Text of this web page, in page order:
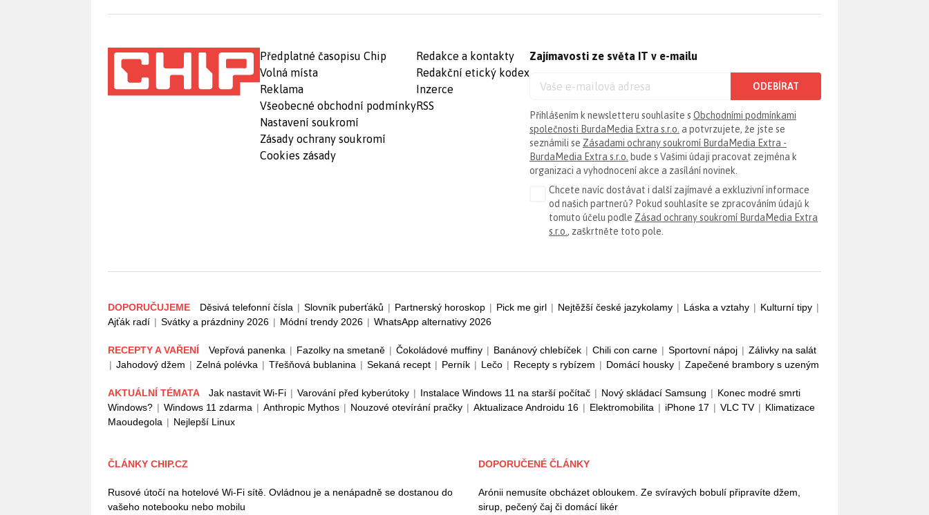
Předplatné časopisu Chip
Volná místa
Reklama
Všeobecné obchodní podmínky
Nastavení soukromí
Zásady ochrany soukromí
Cookies zásady
Redakce a kontakty
Redakční etický kodex
Inzerce
RSS
Zajímavosti ze světa IT v e-mailu
ODEBÍRAT
Přihlášením k newsletteru souhlasíte s Obchodními podmínkami
společnosti BurdaMedia Extra s.r.o. a potvrzujete, že jste se
seznámili se Zásadami ochrany soukromí BurdaMedia Extra -
BurdaMedia Extra s.r.o. bude s Vašimi údaji pracovat zejména k
organizaci a vyhodnocení akce a zasílání novinek.
Chcete navíc dostávat i další zajímavé a exkluzivní informace
od našich partnerů? Pokud souhlasíte se zpracováním údajů k
tomuto účelu podle Zásad ochrany soukromí BurdaMedia Extra
s.r.o. , zaškrtněte toto pole.
DOPORUČUJEME Děsivá telefonní čísla | Slovník puberťáků | Partnerský horoskop | Pick me girl | Nejtěžší české jazykolamy | Láska a vztahy | Kulturní tipy |
Ajťák radí | Svátky a prázdniny 2026 | Módní trendy 2026 | WhatsApp alternativy 2026
RECEPTY A VAŘENÍ Vepřová panenka | Fazolky na smetaně | Čokoládové muffiny | Banánový chlebíček | Chili con carne | Sportovní nápoj | Zálivky na salát
| Jahodový džem | Zelná polévka | Třešňová bublanina | Sekaná recept | Perník | Lečo | Recepty s rybízem | Domácí housky | Zapečené brambory s uzeným
AKTUÁLNÍ TÉMATA Jak nastavit Wi-Fi | Varování před kyberútoky | Instalace Windows 11 na starší počítač | Nový skládací Samsung | Konec modré smrti
Windows? | Windows 11 zdarma | Anthropic Mythos | Nouzové otevírání pračky | Aktualizace Androidu 16 | Elektromobilita | iPhone 17 | VLC TV | Klimatizace
Maoudegola | Nejlepší Linux
ČLÁNKY CHIP.CZ
Rusové útočí na hotelové Wi-Fi sítě. Ovládnou je a nenápadně se dostanou do
vašeho notebooku nebo mobilu
DOPORUČENÉ ČLÁNKY
Arónii nemusíte obcházet obloukem. Ze svíravých bobulí připravíte džem,
sirup, pečený čaj či domácí likér